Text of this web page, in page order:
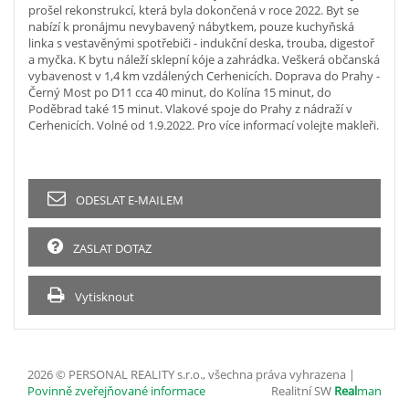
prošel rekonstrukcí, která byla dokončená v roce 2022. Byt se
nabízí k pronájmu nevybavený nábytkem, pouze kuchyňská
linka s vestavěnými spotřebiči - indukční deska, trouba, digestoř
a myčka. K bytu náleží sklepní kóje a zahrádka. Veškerá občanská
vybavenost v 1,4 km vzdálených Cerhenicích. Doprava do Prahy -
Černý Most po D11 cca 40 minut, do Kolína 15 minut, do
Poděbrad také 15 minut. Vlakové spoje do Prahy z nádraží v
Cerhenicích. Volné od 1.9.2022. Pro více informací volejte makleři.
ODESLAT E-MAILEM
ZASLAT DOTAZ
Vytisknout
2026 © PERSONAL REALITY s.r.o., všechna práva vyhrazena |
Povinně zveřejňované informace
Realitní SW Realman